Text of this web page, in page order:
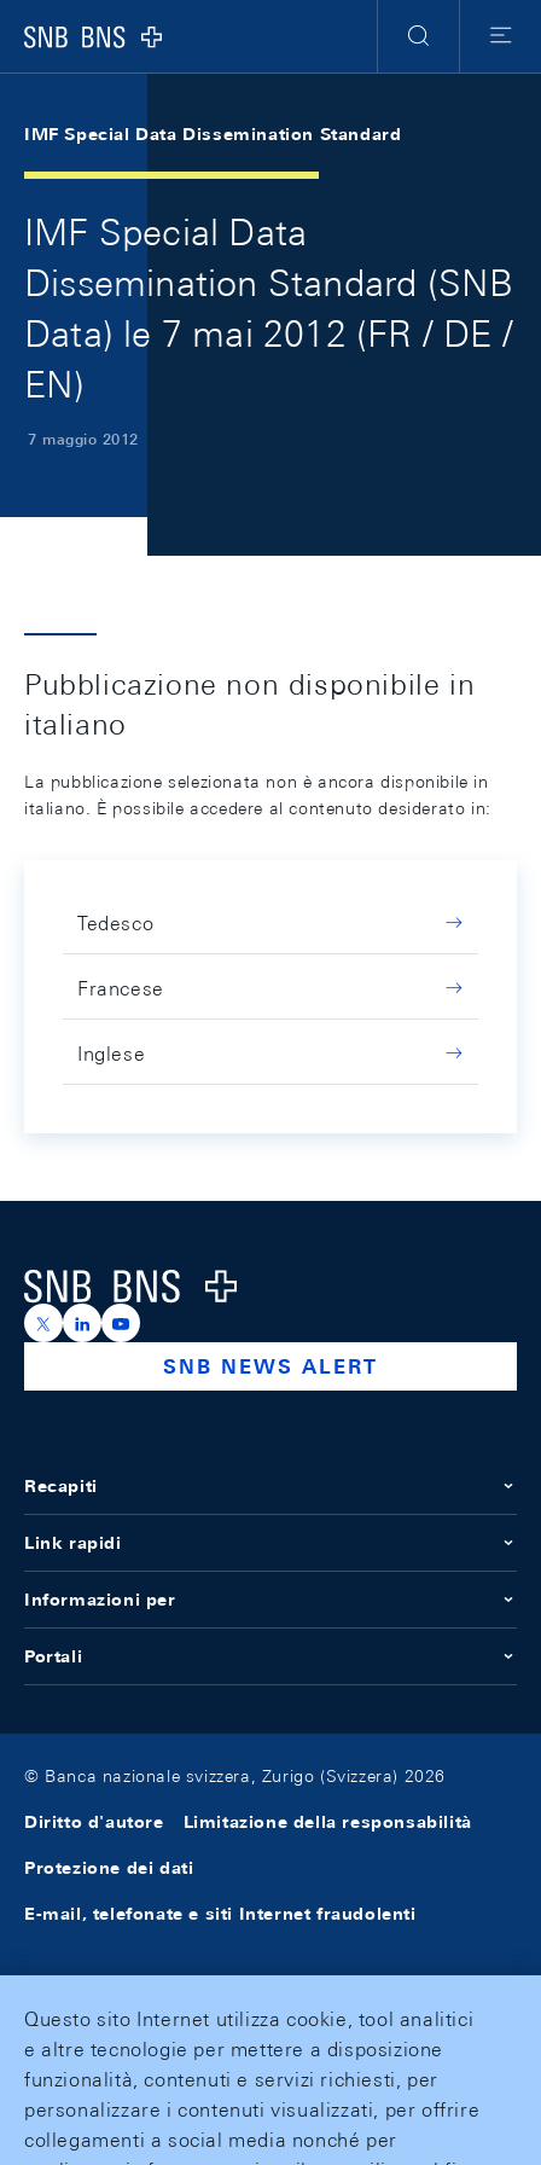
Logo
Ricerca
Menu
IMF Special Data Dissemination Standard
IMF Special Data
Dissemination Standard (SNB
Data) le 7 mai 2012 (FR / DE /
EN)
7 maggio 2012
Pubblicazione non disponibile in
italiano
La pubblicazione selezionata non è ancora disponibile in
italiano. È possibile accedere al contenuto desiderato in:
Tedesco
Francese
Inglese
Logo
https://x.com/snb_bns
https://ch.linkedin.com/company/swiss-national-
https://www.youtube.com/@swissnationalbank
SNB NEWS ALERT
Recapiti
Link rapidi
Informazioni per
Portali
© Banca nazionale svizzera, Zurigo (Svizzera) 2026
Diritto d'autore Limitazione della responsabilità
Protezione dei dati
E-mail, telefonate e siti Internet fraudolenti
Questo sito Internet utilizza cookie, tool analitici
e altre tecnologie per mettere a disposizione
funzionalità, contenuti e servizi richiesti, per
personalizzare i contenuti visualizzati, per offrire
collegamenti a social media nonché per